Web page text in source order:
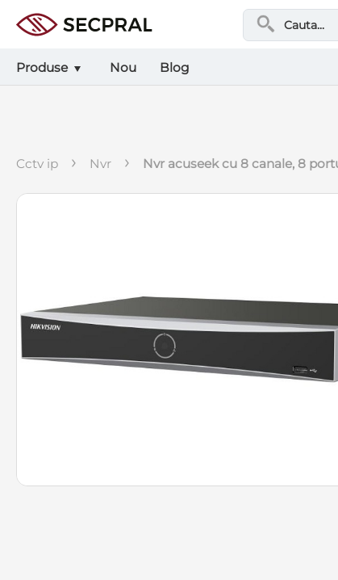
Produse Nou Blog
cctv ip › nvr › nvr acuseek cu 8 canale, 8